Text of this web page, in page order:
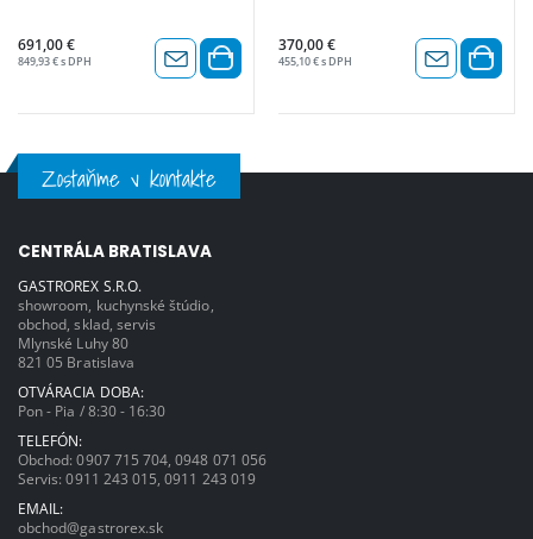
691,00 €
849,93 € s DPH
370,00 €
455,10 € s DPH
Zostaňme v kontakte
CENTRÁLA BRATISLAVA
GASTROREX S.R.O.
showroom, kuchynské štúdio,
obchod, sklad, servis
Mlynské Luhy 80
821 05 Bratislava
OTVÁRACIA DOBA:
Pon - Pia / 8:30 - 16:30
TELEFÓN:
Obchod:0907 715 704 ,0948 071 056
Servis:0911 243 015 ,0911 243 019
EMAIL:
obchod@gastrorex.sk